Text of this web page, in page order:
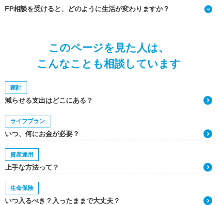
FP相談を受けると、どのように生活が変わりますか？
このページを見た人は、
こんなことも相談しています
家計
減らせる支出はどこにある？
ライフプラン
いつ、何にお金が必要？
資産運用
上手な方法って？
生命保険
いつ入るべき？入ったままで大丈夫？